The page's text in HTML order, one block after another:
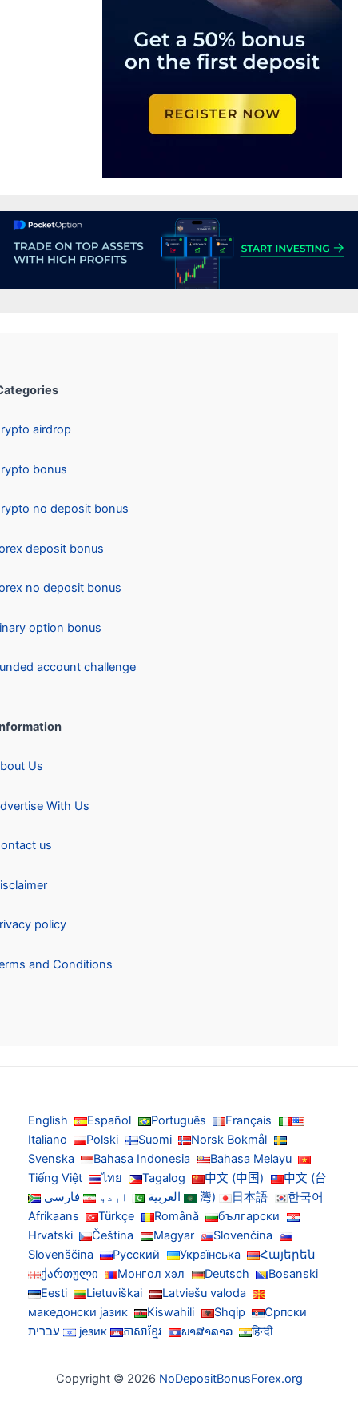
Categories:
Crypto airdrop
Crypto bonus
Crypto no deposit bonus
Forex deposit bonus
Forex no deposit bonus
Binary option bonus
Funded account challenge
Information:
About Us
Advertise With Us
Contact us
Disclaimer
Privacy policy
Terms and Conditions
English Español Português
Français
Italiano
Polski Suomi
Norsk Bokmål
Svenska
Bahasa Indonesia
Bahasa Melayu
Tiếng Việt
ไทย Tagalog 中文 (中国)
中文 (台
灣)
日本語 한국어 العربية اردو
فارسی
Afrikaans
Türkçe Română
български
Hrvatski
Čeština Magyar
Slovenčina
Slovenščina
Русский Українська
Հայերեն
ქართული
Монгол хэл Deutsch
Bosanski
Eesti
Lietuviškai
Latviešu valoda
македонски јазик
Kiswahili Shqip
Српски
језик
ភាសាខ្មែរ ພາສາລາວ हिन्दी עברית
Copyright © 2026NoDepositBonusForex.org